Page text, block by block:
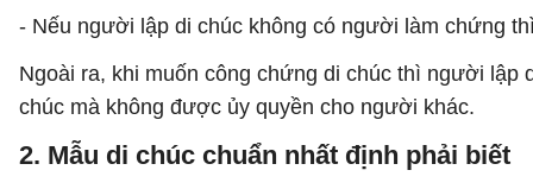
- Nếu người lập di chúc không có người làm chứng
Ngoài ra, khi muốn công chứng di chúc thì người
chúc mà không được ủy quyền cho người khác.
2. Mẫu di chúc chuẩn nhất định phải biết